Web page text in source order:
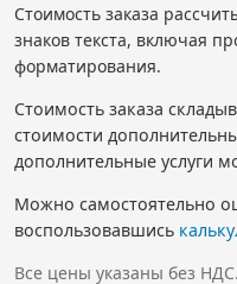
Стоимость заказа
знаков текста, включая
форматирования.
Стоимость заказа
стоимости
дополнительные услуги
Можно самостоятельно
воспользовавшись
Все цены указаны без